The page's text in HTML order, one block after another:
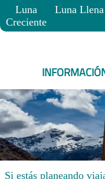
Luna
Creciente
Luna Llena
Si estás planeando